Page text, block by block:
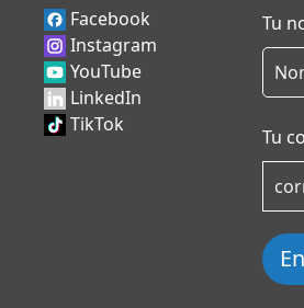
Facebook
Instagram
YouTube
LinkedIn
TikTok
Tu
Tu